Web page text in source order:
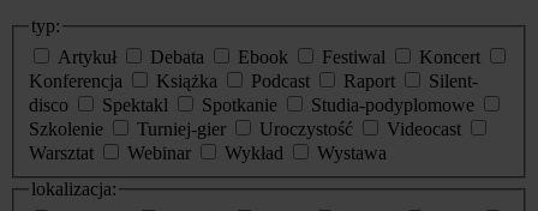
typ:
Artykuł
Debata Ebook Festiwal
Koncert
Konferencja
Książka Podcast Raport
Silent-
disco
Spektakl Spotkanie
Studia-podyplomowe
Szkolenie
Turniej-gier Uroczystość
Videocast
Warsztat
Webinar Wykład
Wystawa
lokalizacja: